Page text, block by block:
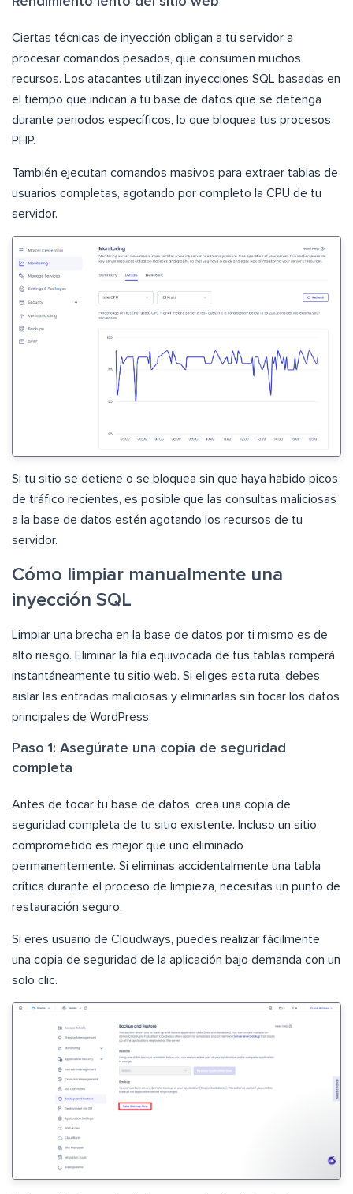
Ciertas técnicas de inyección obligan a tu servidor a
procesar comandos pesados, que consumen muchos
recursos. Los atacantes utilizan inyecciones SQL basadas en
el tiempo que indican a tu base de datos que se detenga
durante periodos específicos, lo que bloquea tus procesos
PHP.
También ejecutan comandos masivos para extraer tablas de
usuarios completas, agotando por completo la CPU de tu
servidor.
Si tu sitio se detiene o se bloquea sin que haya habido picos
de tráfico recientes, es posible que las consultas maliciosas
a la base de datos estén agotando los recursos de tu
servidor.
Cómo limpiar manualmente una
inyección SQL
Limpiar una brecha en la base de datos por ti mismo es de
alto riesgo. Eliminar la fila equivocada de tus tablas romperá
instantáneamente tu sitio web. Si eliges esta ruta, debes
aislar las entradas maliciosas y eliminarlas sin tocar los datos
principales de WordPress.
Paso 1: Asegúrate una copia de seguridad
completa
Antes de tocar tu base de datos, crea una copia de
seguridad completa de tu sitio existente. Incluso un sitio
comprometido es mejor que uno eliminado
permanentemente. Si eliminas accidentalmente una tabla
crítica durante el proceso de limpieza, necesitas un punto de
restauración seguro.
Si eres usuario de Cloudways, puedes realizar fácilmente
una copia de seguridad de la aplicación bajo demanda con un
solo clic.